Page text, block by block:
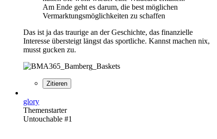
Am Ende geht es darum, die best möglichen
Vermarktungsmöglichkeiten zu schaffen
Das ist ja das traurige an der Geschichte, das finanzielle
Interesse übersteigt längst das sportliche. Kannst machen nix,
musst gucken zu.
Zitieren
glory
Themenstarter
Untouchable #1